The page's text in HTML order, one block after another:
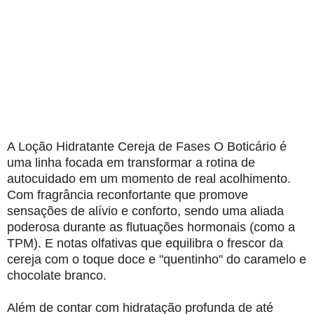
A Loção Hidratante Cereja de Fases O Boticário é
uma linha focada em transformar a rotina de
autocuidado em um momento de real acolhimento.
Com fragrância reconfortante que promove
sensações de alívio e conforto, sendo uma aliada
poderosa durante as flutuações hormonais (como a
TPM). E notas olfativas que equilibra o frescor da
cereja com o toque doce e "quentinho" do caramelo e
chocolate branco.
Além de contar com hidratação profunda de até